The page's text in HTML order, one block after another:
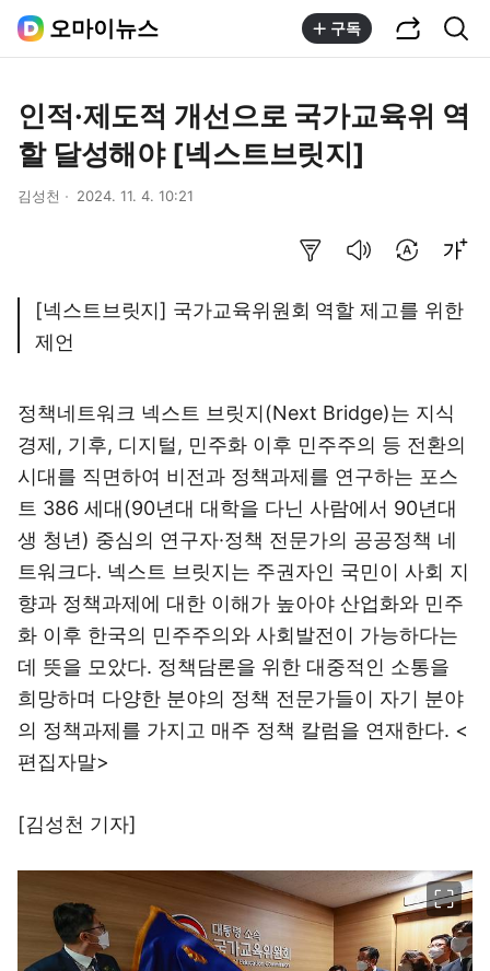
오마이뉴스 구독
인적·제도적 개선으로 국가교육위 역
할 달성해야 [넥스트브릿지]
김성천 2024. 11. 4. 10:21
[넥스트브릿지] 국가교육위원회 역할 제고를 위한
제언
정책네트워크 넥스트 브릿지(Next Bridge)는 지식
경제, 기후, 디지털, 민주화 이후 민주주의 등 전환의
시대를 직면하여 비전과 정책과제를 연구하는 포스
트 386 세대(90년대 대학을 다닌 사람에서 90년대
생 청년) 중심의 연구자·정책 전문가의 공공정책 네
트워크다. 넥스트 브릿지는 주권자인 국민이 사회 지
향과 정책과제에 대한 이해가 높아야 산업화와 민주
화 이후 한국의 민주주의와 사회발전이 가능하다는
데 뜻을 모았다. 정책담론을 위한 대중적인 소통을
희망하며 다양한 분야의 정책 전문가들이 자기 분야
의 정책과제를 가지고 매주 정책 칼럼을 연재한다. <
편집자말>
[김성천 기자]